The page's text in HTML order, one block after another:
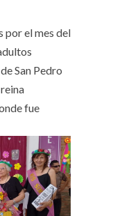
por el mes del
San Pedro
fue